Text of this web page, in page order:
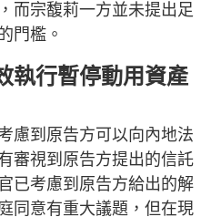
而宗馥莉一方並未提出足
門檻。
執行暫停動用資產
慮到原告方可以向內地法
審視到原告方提出的信託
已考慮到原告方給出的解
同意有重大議題，但在現